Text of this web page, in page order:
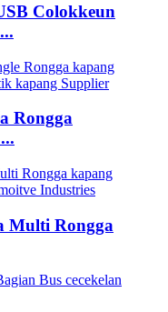
Colokkeun
Rongga
Multi Rongga